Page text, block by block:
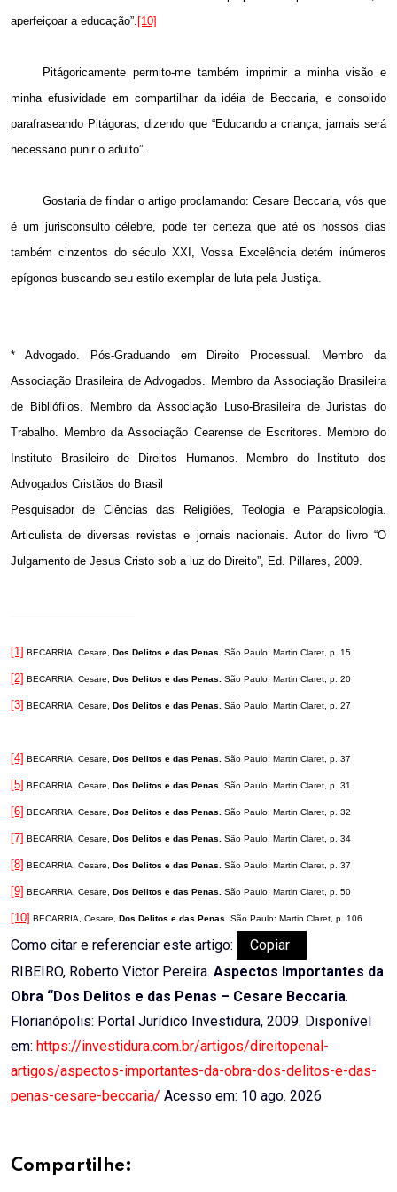
aperfeiçoar a educação”. [10]
Pitágoricamente permito-me também imprimir a minha visão e
minha efusividade em compartilhar da idéia de Beccaria, e consolido
parafraseando Pitágoras, dizendo que “Educando a criança, jamais será
necessário punir o adulto”.
Gostaria de findar o artigo proclamando: Cesare Beccaria, vós que
é um jurisconsulto célebre, pode ter certeza que até os nossos dias
também cinzentos do século XXI, Vossa Excelência detém inúmeros
epígonos buscando seu estilo exemplar de luta pela Justiça.
* Advogado. Pós-Graduando em Direito Processual. Membro da
Associação Brasileira de Advogados. Membro da Associação Brasileira
de Bibliófilos. Membro da Associação Luso-Brasileira de Juristas do
Trabalho. Membro da Associação Cearense de Escritores. Membro do
Instituto Brasileiro de Direitos Humanos. Membro do Instituto dos
Advogados Cristãos do Brasil
Pesquisador de Ciências das Religiões, Teologia e Parapsicologia.
Articulista de diversas revistas e jornais nacionais. Autor do livro “O
Julgamento de Jesus Cristo sob a luz do Direito”, Ed. Pillares, 2009.
[1] BECARRIA, Cesare, Dos Delitos e das Penas. São Paulo: Martin Claret, p. 15
[2] BECARRIA, Cesare, Dos Delitos e das Penas. São Paulo: Martin Claret, p. 20
[3] BECARRIA, Cesare, Dos Delitos e das Penas. São Paulo: Martin Claret, p. 27
[4] BECARRIA, Cesare, Dos Delitos e das Penas. São Paulo: Martin Claret, p. 37
[5] BECARRIA, Cesare, Dos Delitos e das Penas. São Paulo: Martin Claret, p. 31
[6] BECARRIA, Cesare, Dos Delitos e das Penas. São Paulo: Martin Claret, p. 32
[7] BECARRIA, Cesare, Dos Delitos e das Penas. São Paulo: Martin Claret, p. 34
[8] BECARRIA, Cesare, Dos Delitos e das Penas. São Paulo: Martin Claret, p. 37
[9] BECARRIA, Cesare, Dos Delitos e das Penas. São Paulo: Martin Claret, p. 50
[10] BECARRIA, Cesare, Dos Delitos e das Penas. São Paulo: Martin Claret, p. 106
Como citar e referenciar este artigo:
Copiar
RIBEIRO, Roberto Victor Pereira. Aspectos Importantes da
Obra “Dos Delitos e das Penas – Cesare Beccaria.
Florianópolis: Portal Jurídico Investidura, 2009. Disponível
em: https://investidura.com.br/artigos/direitopenal-
artigos/aspectos-importantes-da-obra-dos-delitos-e-das-
penas-cesare-beccaria/ Acesso em: 10 ago. 2026
Compartilhe: